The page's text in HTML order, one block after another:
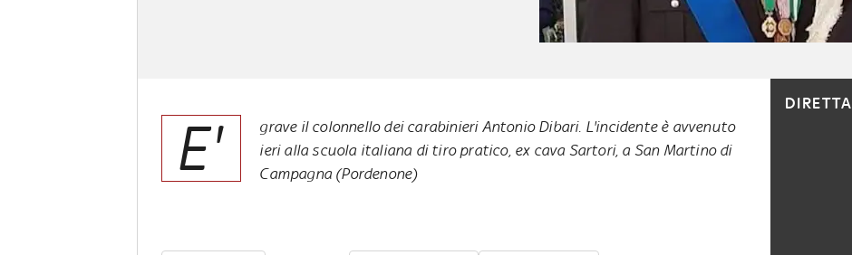
E'
grave il colonnello dei carabinieri Antonio Dibari. L'incidente è avvenuto
ieri alla scuola italiana di tiro pratico, ex cava Sartori, a San Martino di
Campagna (Pordenone)
DIRETTA